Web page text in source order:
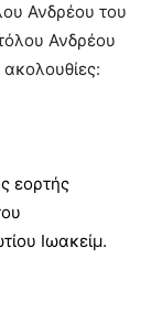
Ανδρέου του
Ανδρέου
ακολουθίες:
εορτής
Ιωακείμ.